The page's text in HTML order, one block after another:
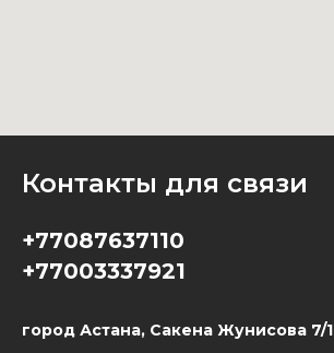
Контакты для связи
+77087637110
+77003337921
город Астана, Сакена Жунисова 7/1